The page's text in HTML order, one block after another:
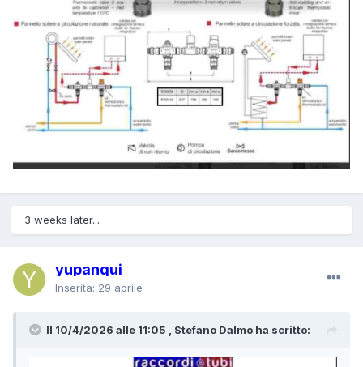
3 weeks later...
yupanqui
Inserita: 29 aprile
Il 10/4/2026 alle 11:05 , Stefano Dalmo ha scritto: